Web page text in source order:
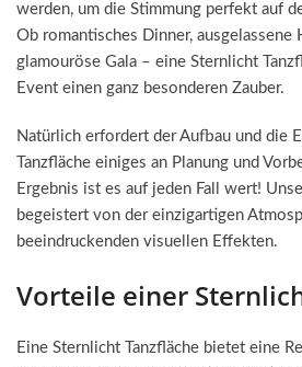
werden, um die Stimmung perfekt auf
Ob romantisches Dinner,
glamouröse Gala – eine Sternlicht
Event einen ganz besonderen Zauber.
Natürlich erfordert der Aufbau und die
Tanzfläche einiges an Planung und
Ergebnis ist es auf jeden Fall wert!
begeistert von der einzigartigen
beeindruckenden visuellen Effekten.
Vorteile einer
Eine Sternlicht Tanzfläche bietet eine